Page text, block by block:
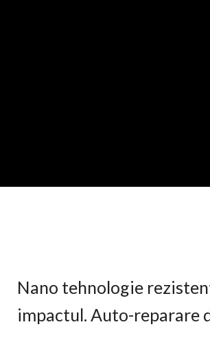
Nano tehnologie
impactul. Auto-reparare